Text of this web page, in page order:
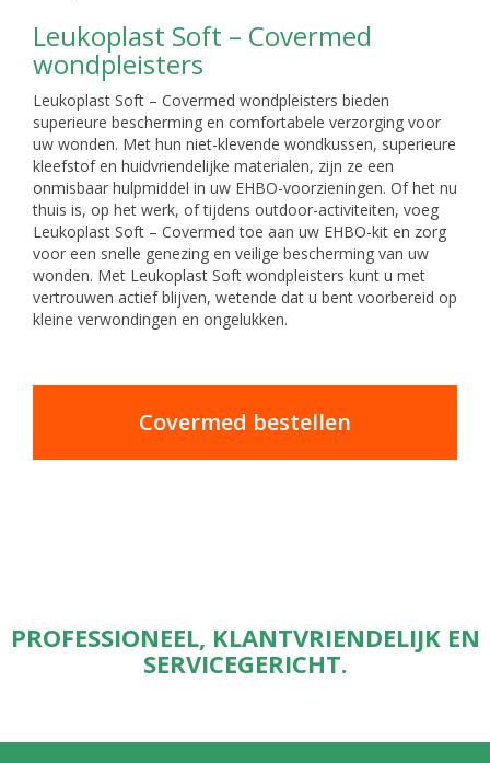
Leukoplast Soft – Covermed
wondpleisters
Leukoplast Soft – Covermed wondpleisters bieden
superieure bescherming en comfortabele verzorging voor
uw wonden. Met hun niet-klevende wondkussen, superieure
kleefstof en huidvriendelijke materialen, zijn ze een
onmisbaar hulpmiddel in uw EHBO-voorzieningen. Of het nu
thuis is, op het werk, of tijdens outdoor-activiteiten, voeg
Leukoplast Soft – Covermed toe aan uw EHBO-kit en zorg
voor een snelle genezing en veilige bescherming van uw
wonden. Met Leukoplast Soft wondpleisters kunt u met
vertrouwen actief blijven, wetende dat u bent voorbereid op
kleine verwondingen en ongelukken.
Covermed bestellen
PROFESSIONEEL, KLANTVRIENDELIJK EN
SERVICEGERICHT.